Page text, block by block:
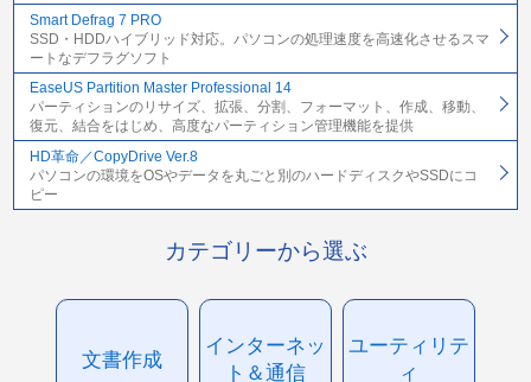
Smart Defrag 7 PRO
SSD・HDDハイブリッド対応。パソコンの処理速度を高速化させるスマ
ートなデフラグソフト
EaseUS Partition Master Professional 14
パーティションのリサイズ、拡張、分割、フォーマット、作成、移動、
復元、結合をはじめ、高度なパーティション管理機能を提供
HD革命／CopyDrive Ver.8
パソコンの環境をOSやデータを丸ごと別のハードディスクやSSDにコ
ピー
カテゴリーから選ぶ
文書作成
インターネッ
ト＆通信
ユーティリテ
ィ